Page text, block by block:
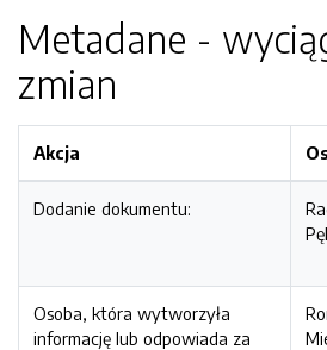
Metadane -
zmian
Akcja
Dodanie dokumentu:
Osoba, która wytworzyła
informację lub odpowiada za